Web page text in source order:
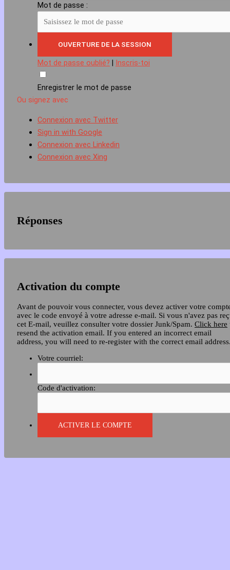
Mot de passe :
Mot de passe oublié? Inscris-toi
Enregistrer le mot de passe
Ou signez avec
Connexion avec Twitter
Sign in with Google
Connexion avec Linkedin
Connexion avec Xing
Réponses
Activation du compte
Avant de pouvoir vous connecter, vous devez activer votre
avec le code envoyé à votre adresse e-mail. Si vous n'avez pas
cet E-mail, veuillez consulter votre dossier Junk/Spam. Click here
resend the activation email. If you entered an incorrect email
address, you will need to re-register with the correct email
Votre courriel:
Code d'activation: